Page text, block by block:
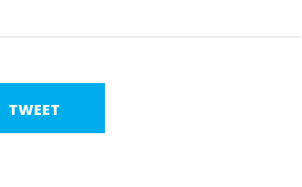
TWEET